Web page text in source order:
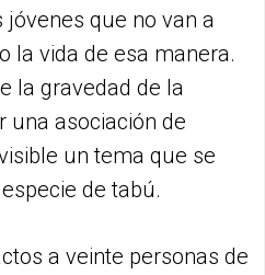
que no van a
la vida de esa manera.
la gravedad de la
una asociación de
un tema que se
de tabú.
a veinte personas de